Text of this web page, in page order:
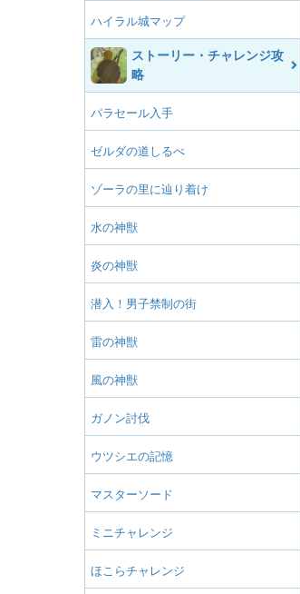
ハイラル城マップ
ストーリー・チャレンジ攻
略
パラセール入手
ゼルダの道しるべ
ゾーラの里に辿り着け
水の神獣
炎の神獣
潜入！男子禁制の街
雷の神獣
風の神獣
ガノン討伐
ウツシエの記憶
マスターソード
ミニチャレンジ
ほこらチャレンジ